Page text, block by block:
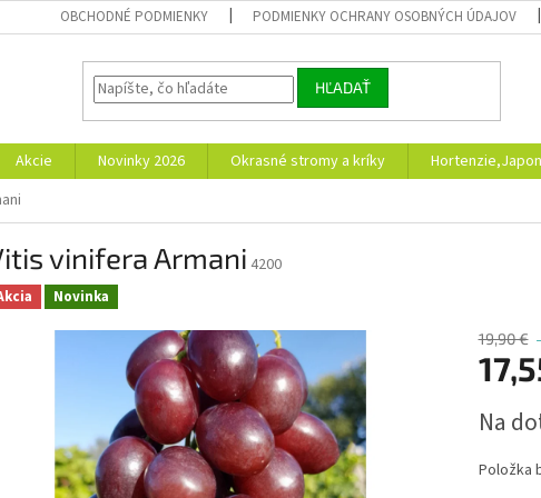
OBCHODNÉ PODMIENKY PODMIENKY OCHRANY OSOBNÝCH ÚDAJOV
HĽADAŤ
Akcie Novinky 2026 Okrasné stromy a kríky
vinifera Armani 4200
Novinka
19,90 €
cena:
Na
Položka